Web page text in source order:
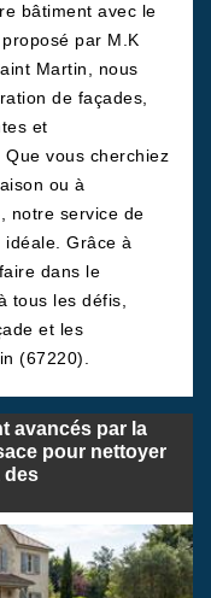
bâtiment avec le
par M.K
Martin, nous
de façades,
et
vous cherchiez
ou à
notre service de
Grâce à
dans le
tous les défis,
et les
(67220).
avancés par la
pour nettoyer
des